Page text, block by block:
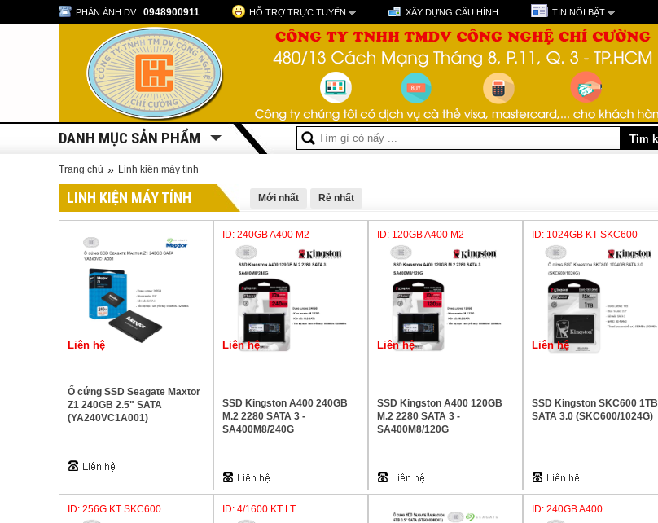
PHẢN ÁNH DV : 0948900911 HỖ TRỢ TRỰC TUYẾN XÂY DỰNG CẤU HÌNH TIN NỔI BẬT
DANH MỤC SẢN PHẨM
Trang chủ » Linh kiện máy tính
LINH KIỆN MÁY TÍNH Mới nhất Rẻ nhất
Liên hệ
Ổ cứng SSD Seagate Maxtor
Z1 240GB 2.5" SATA
(YA240VC1A001)
ID: 240GB A400 M2
Liên hệ
SSD Kingston A400 240GB
M.2 2280 SATA 3 -
SA400M8/240G
ID: 120GB A400 M2
Liên hệ
SSD Kingston A400 120GB
M.2 2280 SATA 3 -
SA400M8/120G
ID: 1024GB KT SKC600
Liên hệ
SSD Kingston SKC600 1TB
SATA 3.0 (SKC600/1024G)
ID: 256G KT SKC600 ID: 4/1600 KT LT ID: 240GB A400